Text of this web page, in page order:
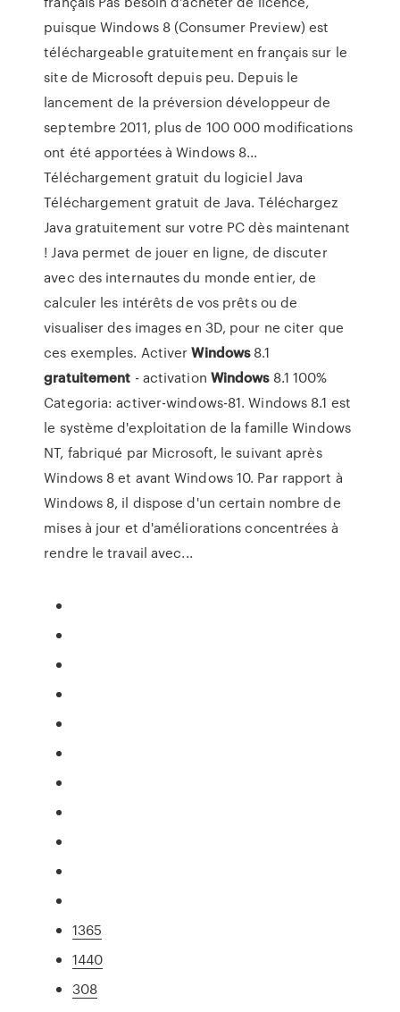
puisque Windows 8 (Consumer Preview) est
téléchargeable gratuitement en français sur le
site de Microsoft depuis peu. Depuis le
lancement de la préversion développeur de
septembre 2011, plus de 100 000 modifications
ont été apportées à Windows 8...
Téléchargement gratuit du logiciel Java
Téléchargement gratuit de Java. Téléchargez
Java gratuitement sur votre PC dès maintenant
! Java permet de jouer en ligne, de discuter
avec des internautes du monde entier, de
calculer les intérêts de vos prêts ou de
visualiser des images en 3D, pour ne citer que
ces exemples. ActiverWindows8.1
gratuitement - activation Windows8.1 100%
Categoria: activer-windows-81. Windows 8.1 est
le système d'exploitation de la famille Windows
NT, fabriqué par Microsoft, le suivant après
Windows 8 et avant Windows 10. Par rapport à
Windows 8, il dispose d'un certain nombre de
mises à jour et d'améliorations concentrées à
rendre le travail avec...
1365
1440
308